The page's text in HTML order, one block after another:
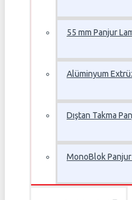
55 mm Panjur
Alüminyum
Dıştan Takma
MonoBlok